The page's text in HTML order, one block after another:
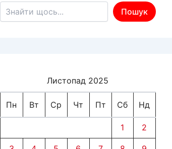
Пошук по сайту
Пошук
Листопад 2025
Пн Вт Ср Чт Пт Сб Нд
1 2